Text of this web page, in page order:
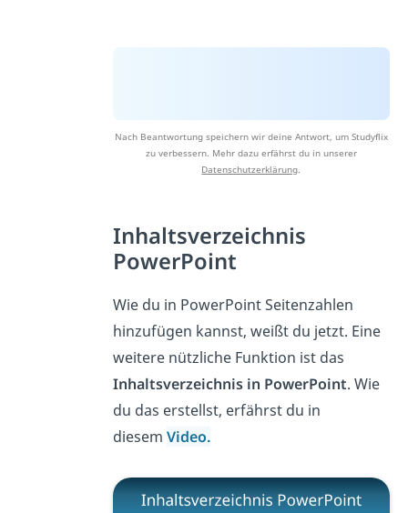
Nach Beantwortung speichern wir deine Antwort, um Studyflix
zu verbessern. Mehr dazu erfährst du in unserer
Datenschutzerklärung
Inhaltsverzeichnis
PowerPoint
Wie du in PowerPoint Seitenzahlen
hinzufügen kannst, weißt du jetzt. Eine
weitere nützliche Funktion ist das
Inhaltsverzeichnis in PowerPoint. Wie
du das erstellst, erfährst du in
diesem Video.